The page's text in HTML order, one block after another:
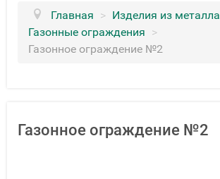
Главная > Изделия из металла
Газонные ограждения >
Газонное ограждение №2
Газонное ограждение №2